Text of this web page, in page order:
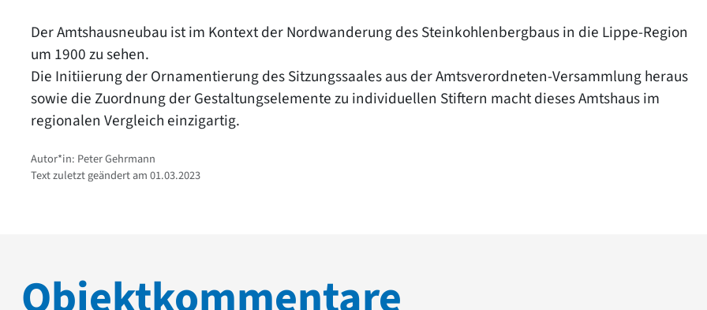
Der Amtshausneubau ist im Kontext der Nordwanderung des Steinkohlenbergbaus in die Lippe-Region
um 1900 zu sehen.
Die Initiierung der Ornamentierung des Sitzungssaales aus der Amtsverordneten-Versammlung heraus
sowie die Zuordnung der Gestaltungselemente zu individuellen Stiftern macht dieses Amtshaus im
regionalen Vergleich einzigartig.
Autor*in: Peter Gehrmann
Text zuletzt geändert am 01.03.2023